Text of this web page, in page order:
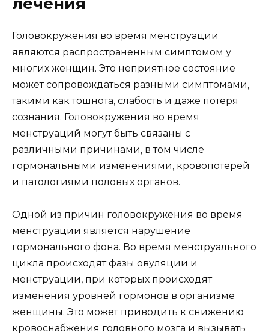
Головокружения во время менструации
являются распространенным симптомом у
многих женщин. Это неприятное состояние
может сопровождаться разными симптомами,
такими как тошнота, слабость и даже потеря
сознания. Головокружения во время
менструаций могут быть связаны с
различными причинами, в том числе
гормональными изменениями, кровопотерей
и патологиями половых органов.
Одной из причин головокружения во время
менструации является нарушение
гормонального фона. Во время менструального
цикла происходят фазы овуляции и
менструации, при которых происходят
изменения уровней гормонов в организме
женщины. Это может приводить к снижению
кровоснабжения головного мозга и вызывать